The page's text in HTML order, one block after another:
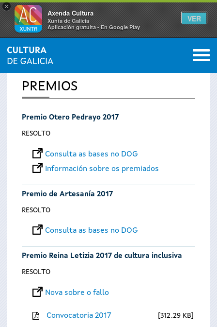
×
Axenda Cultura
Xunta de Galicia
Aplicación gratuíta - En Google Play
VER
Vostede
está
aquí
INICIO 0
PREMIOS
Premio Otero Pedrayo 2017
RESOLTO
Consulta as bases no DOG
Información sobre os premiados
Premio de Artesanía 2017
RESOLTO
Consulta as bases no DOG
Premio Reina Letizia 2017 de cultura inclusiva
RESOLTO
Nova sobre o fallo
Convocatoria 2017 312.29 KB